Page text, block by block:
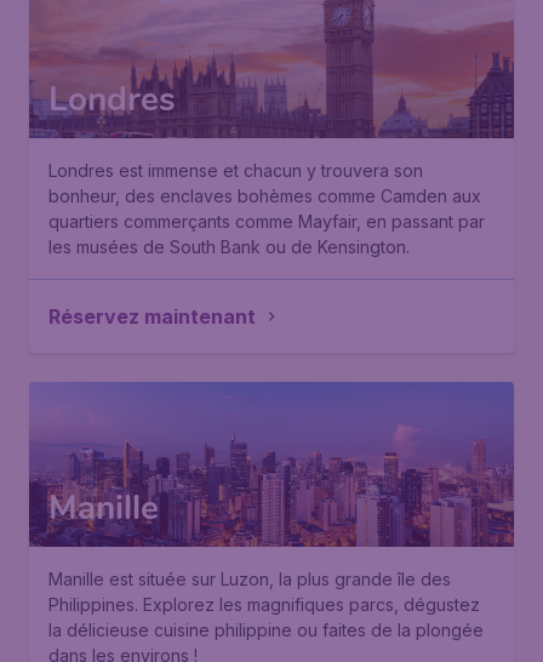
Londres
Londres est immense et chacun y trouvera son
bonheur, des enclaves bohèmes comme Camden aux
quartiers commerçants comme Mayfair, en passant par
les musées de South Bank ou de Kensington.
Réservez maintenant
Manille
Manille est située sur Luzon, la plus grande île des
Philippines. Explorez les magnifiques parcs, dégustez
la délicieuse cuisine philippine ou faites de la plongée
dans les environs !